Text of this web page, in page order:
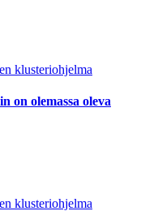
klusteriohjelma
on olemassa oleva
klusteriohjelma